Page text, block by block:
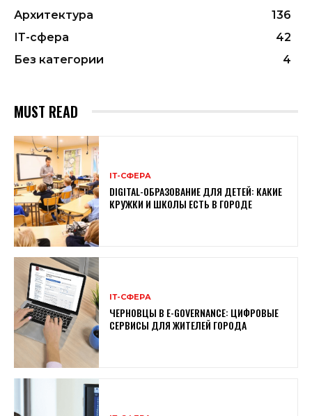
Архитектура
136
ІТ-сфера
42
Без категории
4
MUST READ
ІТ-СФЕРА
DIGITAL-ОБРАЗОВАНИЕ ДЛЯ ДЕТЕЙ: КАКИЕ
КРУЖКИ И ШКОЛЫ ЕСТЬ В ГОРОДЕ
ІТ-СФЕРА
ЧЕРНОВЦЫ В E-GOVERNANCE: ЦИФРОВЫЕ
СЕРВИСЫ ДЛЯ ЖИТЕЛЕЙ ГОРОДА